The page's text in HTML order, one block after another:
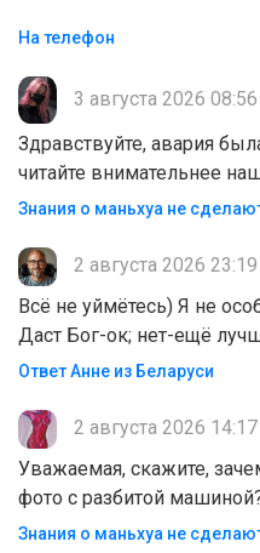
На телефон
3 августа 2026 08:56
Здравствуйте, авария
читайте внимательнее
Знания о маньхуа не
2 августа 2026 23:19
Всё не уймётесь) Я не
Даст Бог-ок; нет-ещё
Ответ Анне из Беларуси
2 августа 2026 14:17
Уважаемая, скажите,
фото с разбитой
Знания о маньхуа не